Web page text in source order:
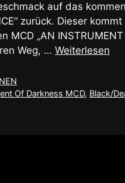
auf das
zurück. Dieser
MCD „AN INSTRUMENT
Weg, … Weiterlesen
Of Darkness MCD, Black/